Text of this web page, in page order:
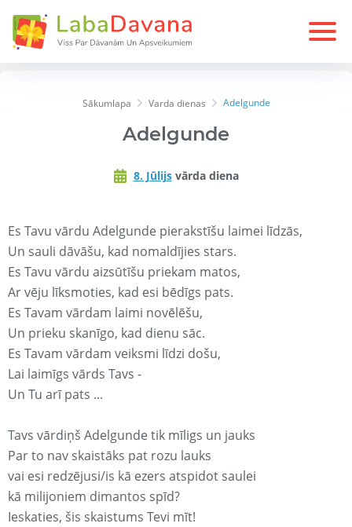
Sākumlapa Varda dienas Adelgunde
Adelgunde
8. Jūlijsvārda diena
Es Tavu vārdu Adelgunde pierakstīšu laimei līdzās,
Un sauli dāvāšu, kad nomaldījies stars.
Es Tavu vārdu aizsūtīšu priekam matos,
Ar vēju līksmoties, kad esi bēdīgs pats.
Es Tavam vārdam laimi novēlēšu,
Un prieku skanīgo, kad dienu sāc.
Es Tavam vārdam veiksmi līdzi došu,
Lai laimīgs vārds Tavs -
Un Tu arī pats ...
Tavs vārdiņš Adelgunde tik mīligs un jauks
Par to nav skaistāks pat rozu lauks
vai esi redzējusi/is kā ezers atspidot saulei
kā milijoniem dimantos spīd?
Ieskaties, šis skaistums Tevi mīt!